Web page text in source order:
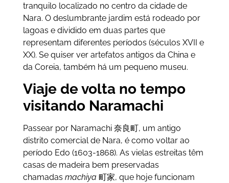
tranquilo localizado no centro da cidade de
Nara. O deslumbrante jardim está rodeado por
lagoas e dividido em duas partes que
representam diferentes períodos (séculos XVII e
XX). Se quiser ver artefatos antigos da China e
da Coreia, também há um pequeno museu.
Viaje de volta no tempo
visitando Naramachi
Passear por Naramachi奈良町, um antigo
distrito comercial de Nara, é como voltar ao
período Edo (1603-1868). As vielas estreitas têm
casas de madeira bem preservadas
chamadas machiya 町家, que hoje funcionam